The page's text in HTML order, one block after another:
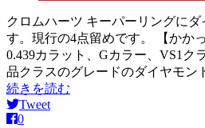
クロムハーツ キーパーリングにダ
す。現行の4点留めです。 【かか
0.439カラット、Gカラー、VS1ク
品クラスのグレードのダイヤモ
続きを読む
Tweet
0